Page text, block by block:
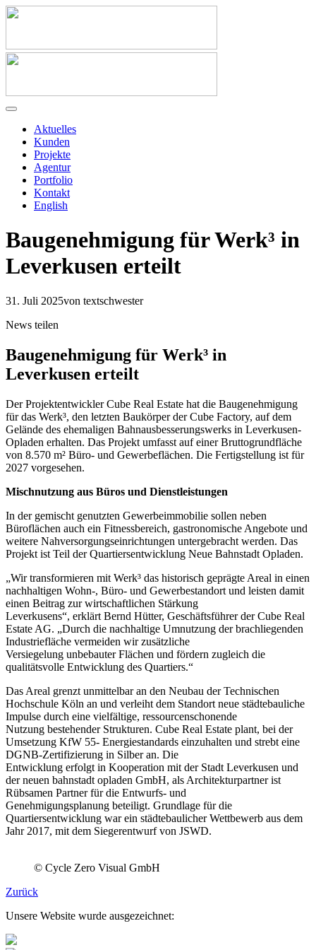
Aktuelles
Kunden
Projekte
Agentur
Portfolio
Kontakt
English
Baugenehmigung für Werk³ in
Leverkusen erteilt
31. Juli 2025von textschwester
News teilen
Baugenehmigung für Werk³ in
Leverkusen erteilt
Der Projektentwickler Cube Real Estate hat die Baugenehmigung
für das Werk³, den letzten Baukörper der Cube Factory, auf dem
Gelände des ehemaligen Bahnausbesserungswerks in Leverkusen-
Opladen erhalten. Das Projekt umfasst auf einer Bruttogrundfläche
von 8.570 m² Büro- und Gewerbeflächen. Die Fertigstellung ist für
2027 vorgesehen.
Mischnutzung aus Büros und Dienstleistungen
In der gemischt genutzten Gewerbeimmobilie sollen neben
Büroflächen auch ein Fitnessbereich, gastronomische Angebote und
weitere Nahversorgungseinrichtungen untergebracht werden. Das
Projekt ist Teil der Quartiersentwicklung Neue Bahnstadt Opladen.
„Wir transformieren mit Werk³ das historisch geprägte Areal in einen
nachhaltigen Wohn-, Büro- und Gewerbestandort und leisten damit
einen Beitrag zur wirtschaftlichen Stärkung
Leverkusens“, erklärt Bernd Hütter, Geschäftsführer der Cube Real
Estate AG. „Durch die nachhaltige Umnutzung der brachliegenden
Industriefläche vermeiden wir zusätzliche
Versiegelung unbebauter Flächen und fördern zugleich die
qualitätsvolle Entwicklung des Quartiers.“
Das Areal grenzt unmittelbar an den Neubau der Technischen
Hochschule Köln an und verleiht dem Standort neue städtebauliche
Impulse durch eine vielfältige, ressourcenschonende
Nutzung bestehender Strukturen. Cube Real Estate plant, bei der
Umsetzung KfW 55- Energiestandards einzuhalten und strebt eine
DGNB-Zertifizierung in Silber an. Die
Entwicklung erfolgt in Kooperation mit der Stadt Leverkusen und
der neuen bahnstadt opladen GmbH, als Architekturpartner ist
Rübsamen Partner für die Entwurfs- und
Genehmigungsplanung beteiligt. Grundlage für die
Quartiersentwicklung war ein städtebaulicher Wettbewerb aus dem
Jahr 2017, mit dem Siegerentwurf von JSWD.
© Cycle Zero Visual GmbH
Zurück
Unsere Website wurde ausgezeichnet: